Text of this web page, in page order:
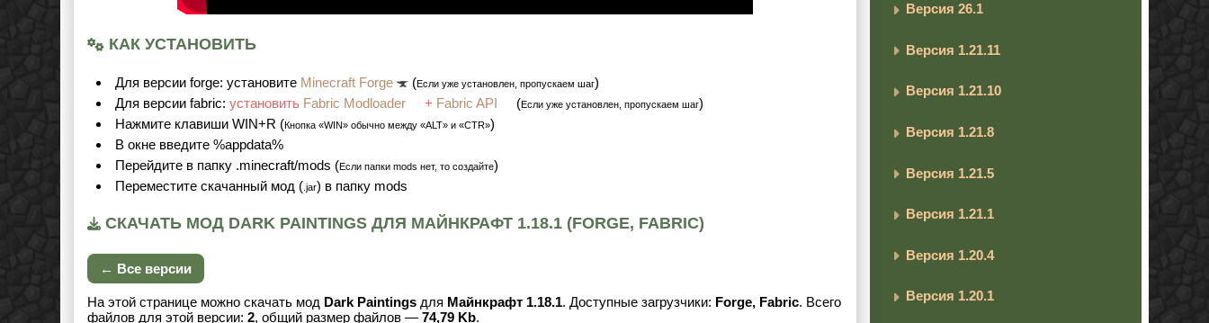
КАК УСТАНОВИТЬ
Для версии forge: установите Minecraft Forge (Если уже установлен, пропускаем шаг)
Для версии fabric: установить Fabric Modloader + Fabric API (Если уже установлен, пропускаем шаг)
Нажмите клавиши WIN+R (Кнопка «WIN» обычно между «ALT» и «CTR»)
В окне введите %appdata%
Перейдите в папку .minecraft/mods (Если папки mods нет, то создайте)
Переместите скачанный мод ( .jar) в папку mods
СКАЧАТЬ МОД DARK PAINTINGS ДЛЯ МАЙНКРАФТ 1.18.1 (FORGE, FABRIC)
← Все версии
На этой странице можно скачать мод Dark Paintings для Майнкрафт 1.18.1. Доступные загрузчики: Forge, Fabric. Всего
файлов для этой версии: 2, общий размер файлов — 74,79 Kb.
Версия 26.1
Версия 1.21.11
Версия 1.21.10
Версия 1.21.8
Версия 1.21.5
Версия 1.21.1
Версия 1.20.4
Версия 1.20.1